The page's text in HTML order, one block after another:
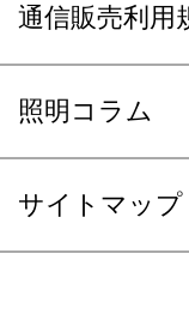
通信販売利用
照明コラム
サイトマップ